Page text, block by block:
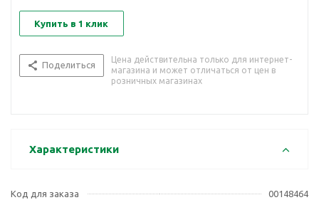
Купить в 1 клик
Поделиться
Цена действительна только для интернет-
магазина и может отличаться от цен в
розничных магазинах
Характеристики
Код для заказа
00148464